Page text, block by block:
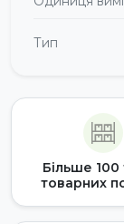
Тип
Більше 100
товарних